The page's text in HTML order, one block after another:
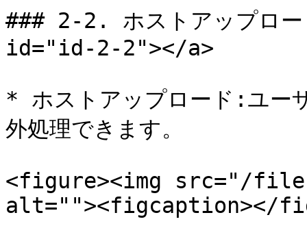
### 2-2. ホストアップロ
id="id-2-2"></a>
* ホストアップロード:ユー
外処理できます。
<figure><img src="/
alt=""><figcaption></